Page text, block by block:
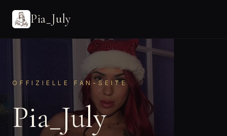
Pia_July
OFFIZIELLE FAN-SEITE
Pia_July